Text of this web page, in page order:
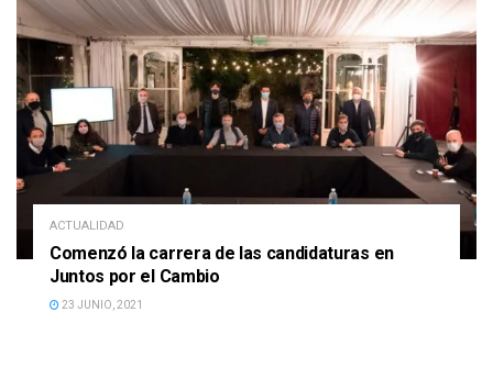
ACTUALIDAD
Comenzó la carrera de las candidaturas en
Juntos por el Cambio
23 JUNIO, 2021